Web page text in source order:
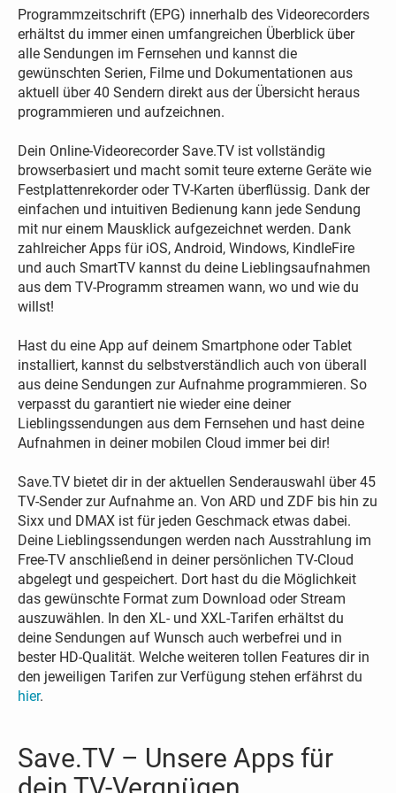
Programmzeitschrift (EPG) innerhalb des Videorecorders
erhältst du immer einen umfangreichen Überblick über
alle Sendungen im Fernsehen und kannst die
gewünschten Serien, Filme und Dokumentationen aus
aktuell über 40 Sendern direkt aus der Übersicht heraus
programmieren und aufzeichnen.
Dein Online-Videorecorder Save.TV ist vollständig
browserbasiert und macht somit teure externe Geräte wie
Festplattenrekorder oder TV-Karten überflüssig. Dank der
einfachen und intuitiven Bedienung kann jede Sendung
mit nur einem Mausklick aufgezeichnet werden. Dank
zahlreicher Apps für iOS, Android, Windows, KindleFire
und auch SmartTV kannst du deine Lieblingsaufnahmen
aus dem TV-Programm streamen wann, wo und wie du
willst!
Hast du eine App auf deinem Smartphone oder Tablet
installiert, kannst du selbstverständlich auch von überall
aus deine Sendungen zur Aufnahme programmieren. So
verpasst du garantiert nie wieder eine deiner
Lieblingssendungen aus dem Fernsehen und hast deine
Aufnahmen in deiner mobilen Cloud immer bei dir!
Save.TV bietet dir in der aktuellen Senderauswahl über 45
TV-Sender zur Aufnahme an. Von ARD und ZDF bis hin zu
Sixx und DMAX ist für jeden Geschmack etwas dabei.
Deine Lieblingssendungen werden nach Ausstrahlung im
Free-TV anschließend in deiner persönlichen TV-Cloud
abgelegt und gespeichert. Dort hast du die Möglichkeit
das gewünschte Format zum Download oder Stream
auszuwählen. In den XL- und XXL-Tarifen erhältst du
deine Sendungen auf Wunsch auch werbefrei und in
bester HD-Qualität. Welche weiteren tollen Features dir in
den jeweiligen Tarifen zur Verfügung stehen erfährst du
hier.
Save.TV – Unsere Apps für